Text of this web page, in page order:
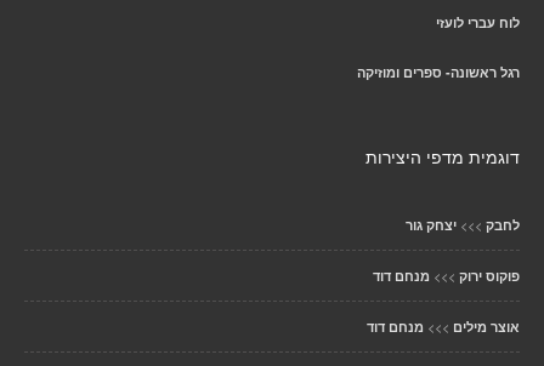
לוח עברי לועזי
רגל ראשונה- ספרים ומוזיקה
דוגמית מדפי היצירות
לחבק >>> יצחק גור
פוקוס ירוק >>> מנחם דוד
אוצר מילים >>> מנחם דוד